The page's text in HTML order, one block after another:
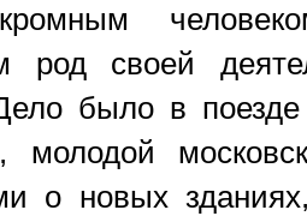
род своей
было в
молодой
о новых